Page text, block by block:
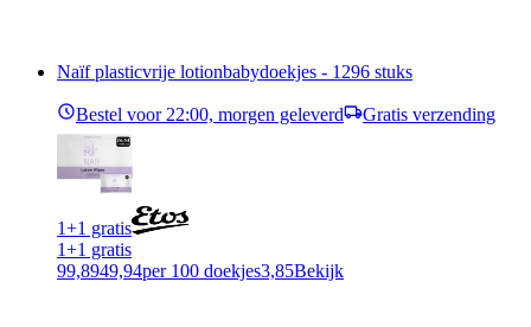
Naïf plasticvrije lotionbabydoekjes - 1296 stuks
Bestel voor 22:00, morgen geleverd Gratis verzending
1+1 gratis
1+1 gratis
99,8949,94per 100 doekjes3,85Bekijk